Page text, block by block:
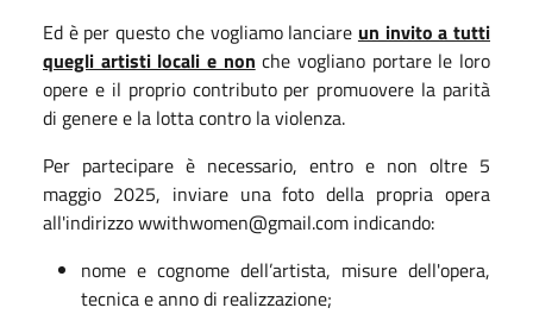
Ed è per questo che vogliamo lanciare un invito a tutti
quegli artisti locali e non che vogliano portare le loro
opere e il proprio contributo per promuovere la parità
di genere e la lotta contro la violenza.
Per partecipare è necessario, entro e non oltre 5
maggio 2025, inviare una foto della propria opera
all'indirizzo wwithwomen@gmail.com indicando:
nome e cognome dell’artista, misure dell'opera,
tecnica e anno di realizzazione;